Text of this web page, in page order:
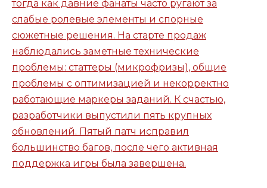
тогда как давние фанаты часто ругают за
слабые ролевые элементы и спорные
сюжетные решения. На старте продаж
наблюдались заметные технические
проблемы: статтеры (микрофризы), общие
проблемы с оптимизацией и некорректно
работающие маркеры заданий. К счастью,
разработчики выпустили пять крупных
обновлений. Пятый патч исправил
большинство багов, после чего активная
поддержка игры была завершена.